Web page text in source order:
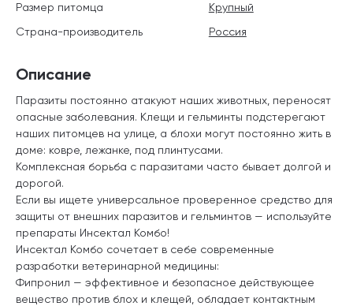
Описание
Паразиты постоянно атакуют наших животных, переносят
опасные заболевания. Клещи и гельминты подстерегают
наших питомцев на улице, а блохи могут постоянно жить в
доме: ковре, лежанке, под плинтусами.
Комплексная борьба с паразитами часто бывает долгой и
дорогой.
Если вы ищете универсальное проверенное средство для
защиты от внешних паразитов и гельминтов — используйте
препараты Инсектал Комбо!
Инсектал Комбо сочетает в себе современные
разработки ветеринарной медицины:
Фипронил — эффективное и безопасное действующее
вещество против блох и клещей, обладает контактным
Размер питомца
Крупный
Страна-производитель
Россия